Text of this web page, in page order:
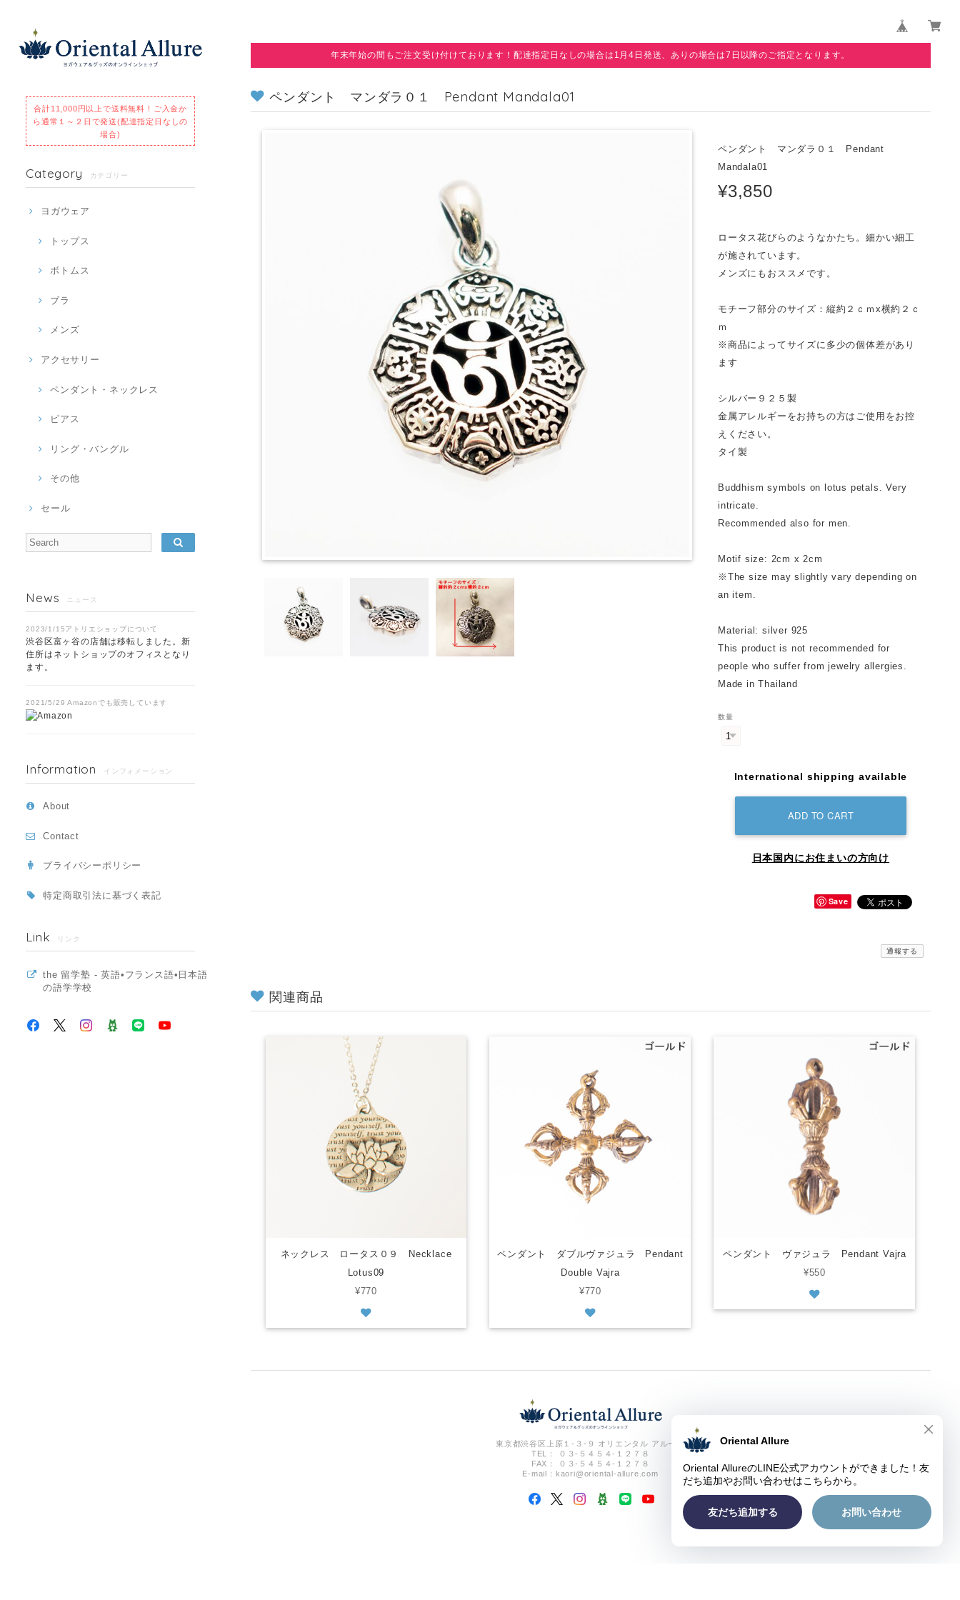
合計11,000円以上で送料無料！
ご入金か
ら通常１～２日で発送(配達指定日なしの
場合)
Category カテゴリー
ヨガウェア
トップス
ボトムス
ブラ
メンズ
アクセサリー
ペンダント・ネックレス
ピアス
リング・バングル
その他
セール
News ニュース
2023/1/15アトリエショップについて
渋谷区富ヶ谷の店舗は移転しました。新
住所はネットショップのオフィスとなり
ます。
2021/5/29 Amazonでも販売しています
Information インフォメーション
About
Contact
プライバシーポリシー
特定商取引法に基づく表記
Link リンク
the 留学塾 - 英語•フランス語•日本語
の語学学校
年末年始の間もご注文受け付けております！配達指定日なしの場合は1月4日発送、ありの場合は7日以降のご指定となります。
ペンダント マンダラ０１ Pendant Mandala01
ペンダント マンダラ０１ Pendant
Mandala01
¥3,850
ロータス花びらのようなかたち。細かい細工
が施されています。
メンズにもおススメです。
モチーフ部分のサイズ：縦約２ｃｍx横約２ｃ
ｍ
※商品によってサイズに多少の個体差があり
ます
シルバー９２５製
金属アレルギーをお持ちの方はご使用をお控
えください。
タイ製
Buddhism symbols on lotus petals. Very
intricate.
Recommended also for men.
Motif size: 2cm x 2cm
※The size may slightly vary depending on
an item.
Material: silver 925
This product is not recommended for
people who suffer from jewelry allergies.
Made in Thailand
数量
International shipping available
ADD TO CART
日本国内にお住まいの方向け
Save
通報する
関連商品
ネックレス ロータス０９ Necklace
Lotus09
¥770
ペンダント ダブルヴァジュラ Pendant
Double Vajra
¥770
ペンダント ヴァジュラ Pendant Vajra
¥550
東京都渋谷区上原１-３-９ オリエンタル アルーア
TEL： ０３-５４５４-１２７８
FAX： ０３-５４５４-１２７８
E-mail： kaori@oriental-allure.com